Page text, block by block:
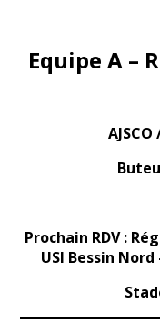
Equipe A –
Prochain RDV :
USI Bessin